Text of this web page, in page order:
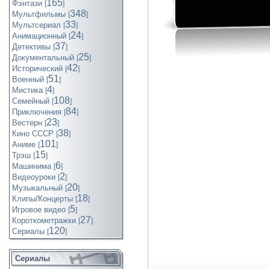
Фэнтази [165]
Мультфильмы [348]
Мультсериал [33]
Анимационный [24]
Детективы [37]
Документальный [25]
Исторический [42]
Военный [51]
Мистика [4]
Семейный [108]
Приключения [84]
Вестерн [23]
Кино СССР [38]
Аниме [101]
Трэш [15]
Машинима [6]
Видеоуроки [2]
Музыкальный [20]
Клипы/Концерты [18]
Игровое видео [5]
Короткометражки [27]
Cериалы [120]
Сериалы